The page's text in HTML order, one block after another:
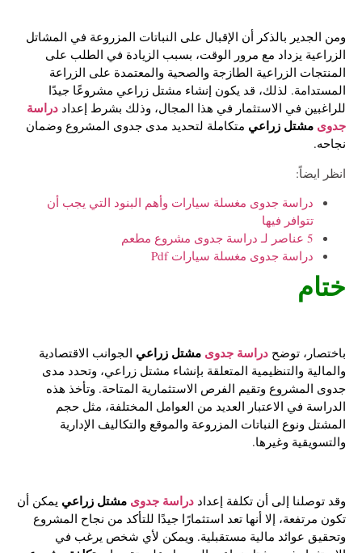
ومن الجدير بالذكر أن الإقبال على النباتات المزروعة في المشاتل
الزراعية يزداد مع مرور الوقت، بسبب الزيادة في الطلب على
المنتجات الزراعية الطازجة والصحية والمعتمدة على الزراعة
المستدامة. لذلك، قد يكون إنشاء مشتل زراعي مشروعًا جيدًا
للراغبين في الاستثمار في هذا المجال، وذلك بشرط إعداد دراسة
جدوى مشتل زراعي متكاملة لتحديد مدى جدوى المشروع وضمان
نجاحه.
انظر ايضاً:
دراسة جدوى مغسلة سيارات وأهم البنود التي يجب أن
تتوافر فيها
5 عناصر لـ دراسة جدوى مشروع مطعم
دراسة جدوى مغسلة سيارات Pdf
ختام
باختصار، توضح دراسة جدوى مشتل زراعي الجوانب الاقتصادية
والمالية والتنظيمية المتعلقة بإنشاء مشتل زراعي، وتحدد مدى
جدوى المشروع وتقيم الفرص الاستثمارية المتاحة. وتأخذ هذه
الدراسة في الاعتبار العديد من العوامل المختلفة، مثل حجم
المشتل ونوع النباتات المزروعة والموقع والتكاليف الإدارية
والتسويقية وغيرها.
وقد توصلنا إلى أن تكلفة إعداد دراسة جدوى مشتل زراعي يمكن أن
تكون مرتفعة، إلا أنها تعد استثمارًا جيدًا للتأكد من نجاح المشروع
وتحقيق عوائد مالية مستقبلية. ويمكن لأي شخص يرغب في